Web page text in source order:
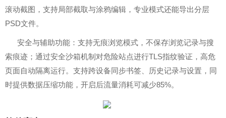
滚动截图，支持局部截取与涂鸦编辑，专业模式还能导出分层
PSD文件。
安全与辅助功能：支持无痕浏览模式，不保存浏览记录与搜
索痕迹；通过安全沙箱机制对危险站点进行TLS指纹验证，高危
页面自动隔离运行。支持跨设备同步书签、历史记录与设置，同
时提供数据压缩功能，开启后流量消耗可减少85%。